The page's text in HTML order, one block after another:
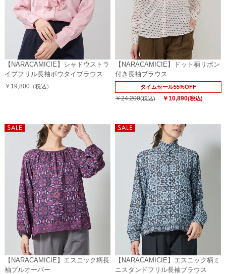
【NARACAMICIE】シャドウストラ
イプフリル長袖ボウタイブラウス
￥19,800（税込）
【NARACAMICIE】ドット柄リボン
付き長袖ブラウス
タイムセール55%OFF
￥24,200(税込) ￥10,890(税込)
【NARACAMICIE】エスニック柄長
袖プルオーバー
【NARACAMICIE】エスニック柄ミ
ニスタンドフリル長袖ブラウス